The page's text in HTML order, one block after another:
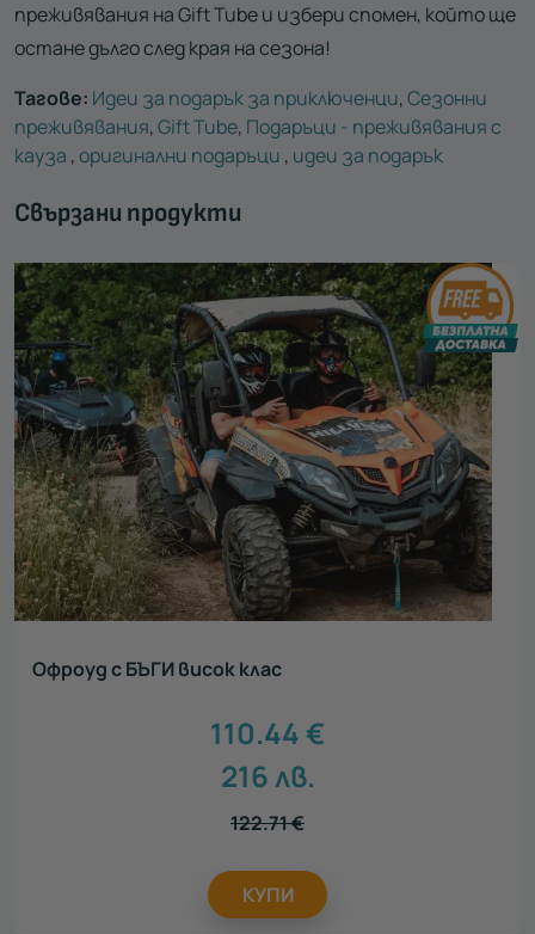
преживявания на Gift Tube и избери спомен, който ще
остане дълго след края на сезона!
Тагове: Идеи за подарък за приключенци,Сезонни
преживявания,Gift Tube, Подаръци - преживявания с
кауза ,оригинални подаръци , идеи за подарък
Свързани продукти
Офроуд с БЪГИ висок клас
110.44€
216лв.
122.71€
КУПИ